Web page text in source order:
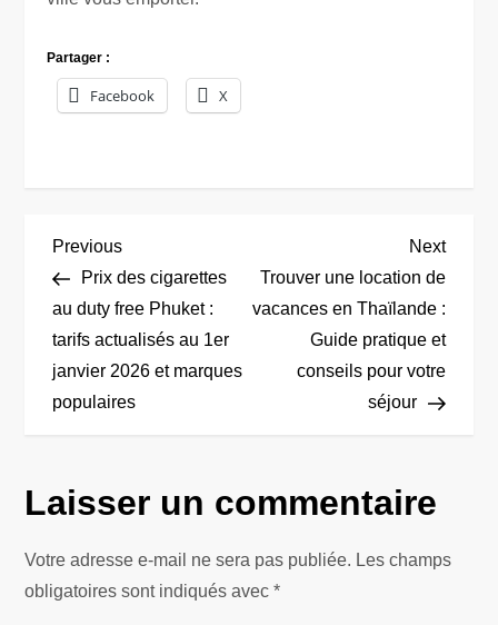
Partager :
Facebook X
N
a
v
i
a
t
Previous
Post
Previous
Prix des cigarettes
au duty free Phuket :
tarifs actualisés au 1er
janvier 2026 et marques
populaires
Next
Post
Next
Trouver une location de
vacances en Thaïlande :
Guide pratique et
conseils pour votre
séjour
Laisser un commentaire
Votre adresse e-mail ne sera pas publiée. Les champs
obligatoires sont indiqués avec*